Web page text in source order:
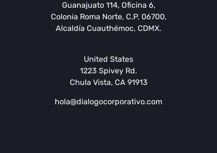
Guanajuato 114, Oficina 6,
Colonia Roma Norte, C.P. 06700,
Alcaldía Cuauthémoc, CDMX.
United States
1223 Spivey Rd.
Chula Vista, CA 91913
hola@dialogocorporativo.com